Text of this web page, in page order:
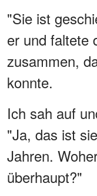
"Sie ist
er und faltete
zusammen,
konnte.
Ich sah auf
"Ja, das ist
Jahren.
überhaupt?"